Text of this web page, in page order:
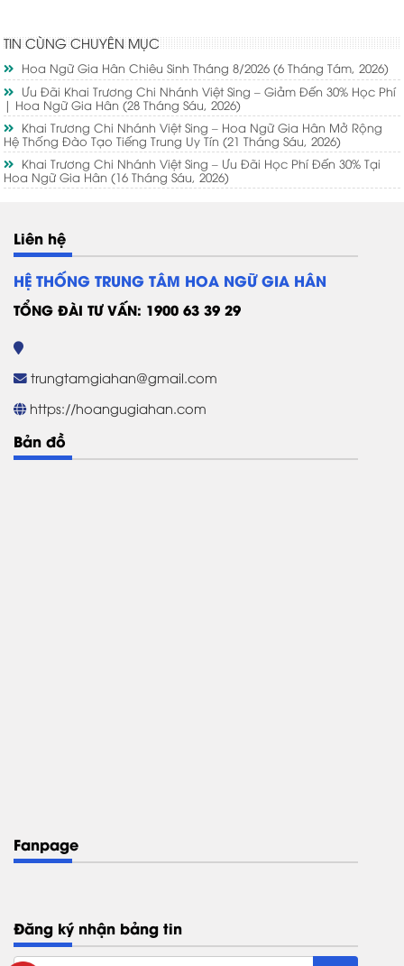
TIN CÙNG CHUYÊN MỤC
Hoa Ngữ Gia Hân Chiêu Sinh Tháng 8/2026(6 Tháng Tám, 2026)
Ưu Đãi Khai Trương Chi Nhánh Việt Sing – Giảm Đến 30% Học Phí
| Hoa Ngữ Gia Hân(28 Tháng Sáu, 2026)
Khai Trương Chi Nhánh Việt Sing – Hoa Ngữ Gia Hân Mở Rộng
Hệ Thống Đào Tạo Tiếng Trung Uy Tín(21 Tháng Sáu, 2026)
Khai Trương Chi Nhánh Việt Sing – Ưu Đãi Học Phí Đến 30% Tại
Hoa Ngữ Gia Hân(16 Tháng Sáu, 2026)
Liên hệ
HỆ THỐNG TRUNG TÂM HOA NGỮ GIA HÂN
TỔNG ĐÀI TƯ VẤN: 1900 63 39 29
trungtamgiahan@gmail.com
https://hoangugiahan.com
Bản đồ
Fanpage
Đăng ký nhận bảng tin